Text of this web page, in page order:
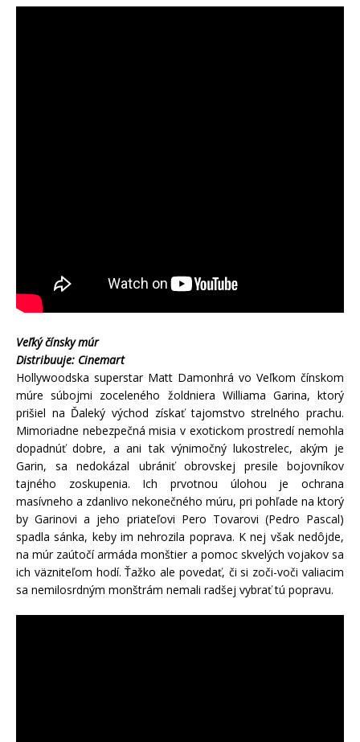
Veľký čínsky múr
Distribuuje: Cinemart
Hollywoodska superstar Matt Damonhrá vo Veľkom čínskom
múre súbojmi zoceleného žoldniera Williama Garina, ktorý
prišiel na Ďaleký východ získať tajomstvo strelného prachu.
Mimoriadne nebezpečná misia v exotickom prostredí nemohla
dopadnúť dobre, a ani tak výnimočný lukostrelec, akým je
Garin, sa nedokázal ubrániť obrovskej presile bojovníkov
tajného zoskupenia. Ich prvotnou úlohou je ochrana
masívneho a zdanlivo nekonečného múru, pri pohľade na ktorý
by Garinovi a jeho priateľovi Pero Tovarovi (Pedro Pascal)
spadla sánka, keby im nehrozila poprava. K nej však nedôjde,
na múr zaútočí armáda monštier a pomoc skvelých vojakov sa
ich väzniteľom hodí. Ťažko ale povedať, či si zoči-voči valiacim
sa nemilosrdným monštrám nemali radšej vybrať tú popravu.